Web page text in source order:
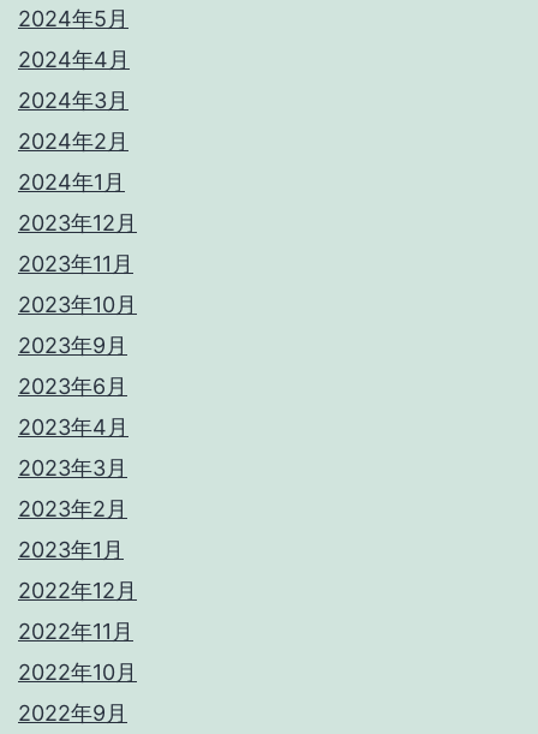
2024年5月
2024年4月
2024年3月
2024年2月
2024年1月
2023年12月
2023年11月
2023年10月
2023年9月
2023年6月
2023年4月
2023年3月
2023年2月
2023年1月
2022年12月
2022年11月
2022年10月
2022年9月